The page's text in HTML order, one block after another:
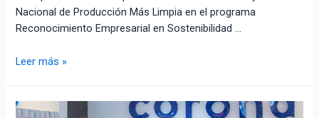
Nacional de Producción Más Limpia en el programa
Reconocimiento Empresarial en Sostenibilidad …
Leer más »